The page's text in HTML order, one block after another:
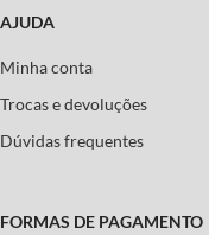
AJUDA
Minha conta
Trocas e devoluções
Dúvidas frequentes
FORMAS DE PAGAMENTO